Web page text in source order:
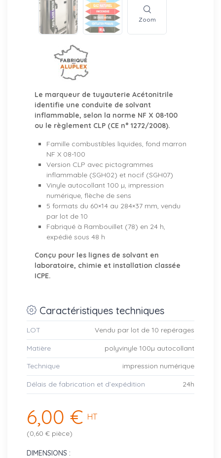
Zoom
Le marqueur de tuyauterie Acétonitrile
identifie une conduite de solvant
inflammable, selon la norme NF X 08-100
ou le règlement CLP (CE n° 1272/2008).
Famille combustibles liquides, fond marron
NF X 08-100
Version CLP avec pictogrammes
inflammable (SGH02) et nocif (SGH07)
Vinyle autocollant 100 µ, impression
numérique, flèche de sens
5 formats du 60×14 au 284×37 mm, vendu
par lot de 10
Fabriqué à Rambouillet (78) en 24 h,
expédié sous 48 h
Conçu pour les lignes de solvant en
laboratoire, chimie et installation classée
ICPE.
Caractéristiques techniques
LOT Vendu par lot de 10 repérages
Matière polyvinyle 100µ autocollant
Technique impression numérique
Délais de fabrication et d’expédition 24h
6,00 € HT
(0,60 € pièce)
DIMENSIONS :